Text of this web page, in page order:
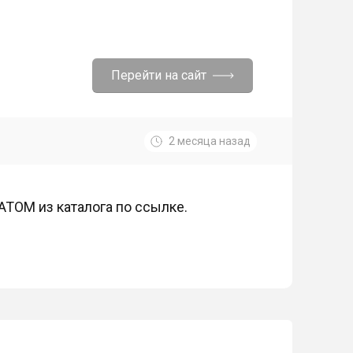
Перейти на сайт
2 месяца назад
из каталога по ссылке.